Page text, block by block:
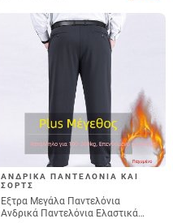
ΑΝΔΡΙΚΆ ΠΑΝΤΕΛΌΝΙΑ ΚΑΙ
ΣΟΡΤΣ
Έξτρα Μεγάλα Παντελόνια
Ανδρικά Παντελόνια Ελαστικά